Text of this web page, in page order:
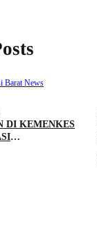
BaratNews
DI KEMENKES
ELIMINASI